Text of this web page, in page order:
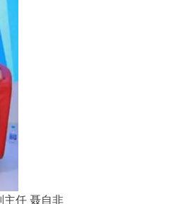
主任 聂自非